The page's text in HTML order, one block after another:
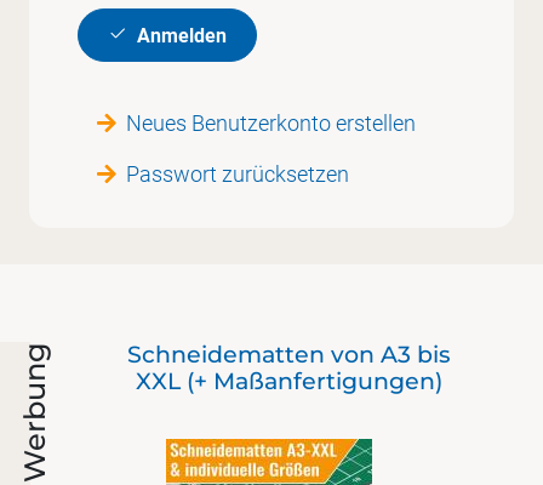
Anmelden
Neues Benutzerkonto erstellen
Passwort zurücksetzen
Werbung
Schneidematten von A3 bis
XXL (+ Maßanfertigungen)